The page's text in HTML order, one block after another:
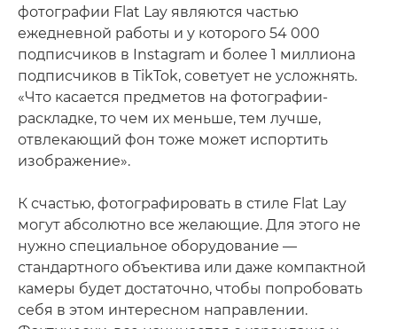
фотографии Flat Lay являются частью
ежедневной работы и у которого 54 000
подписчиков в Instagram и более 1 миллиона
подписчиков в TikTok, советует не усложнять.
«Что касается предметов на фотографии-
раскладке, то чем их меньше, тем лучше,
отвлекающий фон тоже может испортить
изображение».
К счастью, фотографировать в стиле Flat Lay
могут абсолютно все желающие. Для этого не
нужно специальное оборудование —
стандартного объектива или даже компактной
камеры будет достаточно, чтобы попробовать
себя в этом интересном направлении.